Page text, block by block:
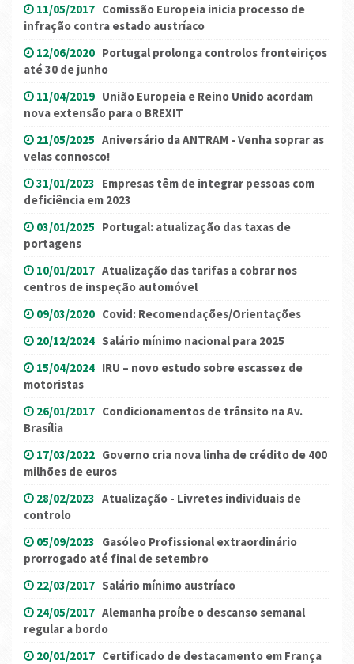
11/05/2017 Comissão Europeia inicia processo de
infração contra estado austríaco
12/06/2020 Portugal prolonga controlos fronteiriços
até 30 de junho
11/04/2019 União Europeia e Reino Unido acordam
nova extensão para o BREXIT
21/05/2025 Aniversário da ANTRAM - Venha soprar as
velas connosco!
31/01/2023 Empresas têm de integrar pessoas com
deficiência em 2023
03/01/2025 Portugal: atualização das taxas de
portagens
10/01/2017 Atualização das tarifas a cobrar nos
centros de inspeção automóvel
09/03/2020 Covid: Recomendações/Orientações
20/12/2024 Salário mínimo nacional para 2025
15/04/2024 IRU – novo estudo sobre escassez de
motoristas
26/01/2017 Condicionamentos de trânsito na Av.
Brasília
17/03/2022 Governo cria nova linha de crédito de 400
milhões de euros
28/02/2023 Atualização - Livretes individuais de
controlo
05/09/2023 Gasóleo Profissional extraordinário
prorrogado até final de setembro
22/03/2017 Salário mínimo austríaco
24/05/2017 Alemanha proíbe o descanso semanal
regular a bordo
20/01/2017 Certificado de destacamento em França